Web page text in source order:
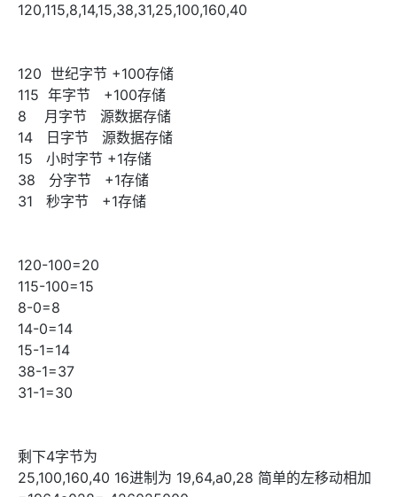
120,115,8,14,15,38,31,25,100,160,40
120 世纪字节 +100存储
115 年字节 +100存储
8 月字节 源数据存储
14 日字节 源数据存储
15 小时字节 +1存储
38 分字节 +1存储
31 秒字节 +1存储
120-100=20
115-100=15
8-0=8
14-0=14
15-1=14
38-1=37
31-1=30
剩下4字节为
25,100,160,40 16进制为 19,64,a0,28 简单的左移动相加